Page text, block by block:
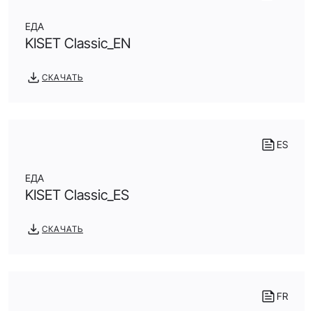
ЕДА
KISET Classic_EN
СКАЧАТЬ
ES
ЕДА
KISET Classic_ES
СКАЧАТЬ
FR